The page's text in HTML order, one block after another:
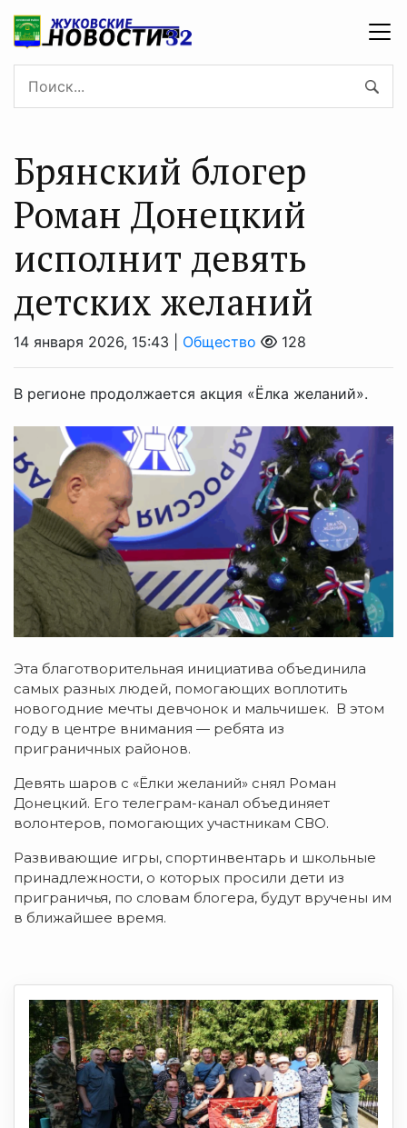
Брянский блогер
Роман Донецкий
исполнит девять
детских желаний
14 января 2026, 15:43 | Общество 128
В регионе продолжается акция «Ёлка желаний».
Эта благотворительная инициатива объединила
самых разных людей, помогающих воплотить
новогодние мечты девчонок и мальчишек. В этом
году в центре внимания — ребята из
приграничных районов.
Девять шаров с «Ёлки желаний» снял Роман
Донецкий. Его телеграм-канал объединяет
волонтеров, помогающих участникам СВО.
Развивающие игры, спортинвентарь и школьные
принадлежности, о которых просили дети из
приграничья, по словам блогера, будут вручены им
в ближайшее время.